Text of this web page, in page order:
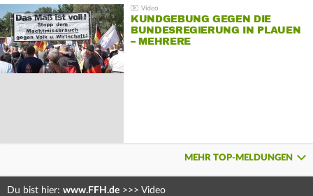
KUNDGEBUNG GEGEN DIE
BUNDESREGIERUNG IN PLAUEN
– MEHRERE
MEHR TOP-MELDUNGEN
Du bist hier: www.FFH.de >>> Video